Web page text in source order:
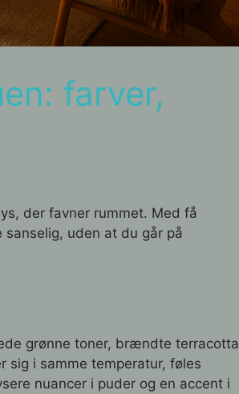
farver,
der favner rummet. Med få
uden at du går på
grønne toner, brændte terracotta
sig i samme temperatur, føles
nuancer i puder og en accent i